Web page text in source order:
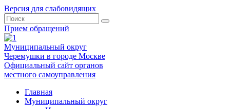
Версия для слабовидящих
Прием обращений
Муниципальный округ
Черемушки в городе Москве
Официальный сайт органов
местного самоуправления
Главная
Муниципальный округ